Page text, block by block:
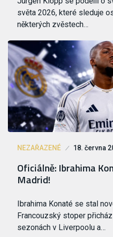
světa 2026, které sleduje
některých zvěstech…
NEZAŘAZENÉ 18. června
Oficiálně: Ibrahima
Madrid!
Ibrahima Konaté se stal
Francouzský stoper
sezonách v Liverpoolu a…